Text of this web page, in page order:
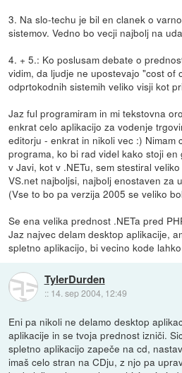
3. Na slo-techu je bil en clanek o
sistemov. Vedno bo vecji najbolj na
4. + 5.: Ko poslusam debate o
vidim, da ljudje ne upostevajo "cost of
odprtokodnih sistemih veliko visji kot
Jaz ful programiram in mi tekstovna
enkrat celo aplikacijo za vodenje
editorju - enkrat in nikoli vec :) Nimam
programa, ko bi rad videl kako stoji
v Javi, kot v .NETu, sem stestiral
VS.net najboljsi, najbolj enostaven za
(Vse to bo pa verzija 2005 se veliko
Se ena velika prednost .NETa pred
Jaz najvec delam desktop aplikacije,
spletno aplikacijo, bi vecino kode
TylerDurden
:: 14. sep 2004, 12:49
Eni pa nikoli ne delamo desktop
aplikacije in se tvoja prednost izniči.
spletno aplikacijo zapeče na cd,
imaš celo stran na CDju, z njo pa